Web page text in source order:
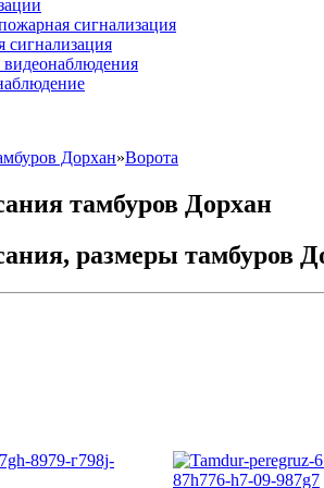
сигнализация
сигнализация
Дорхан»Ворота
тамбуров Дорхан
размеры тамбуров